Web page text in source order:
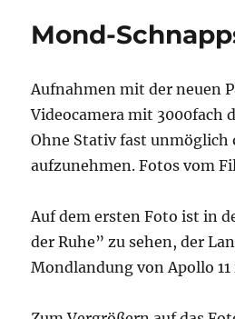
Mond-
Aufnahmen mit der neuen
Videocamera mit 3000fach
Ohne Stativ fast unmöglich
aufzunehmen. Fotos vom
Auf dem ersten Foto ist in
der Ruhe” zu sehen, der
Mondlandung von Apollo 11